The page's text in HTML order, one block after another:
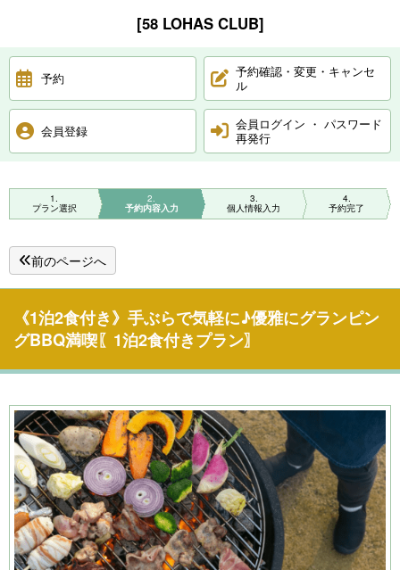
[58 LOHAS CLUB]
予約
予約確認・変更・キャンセ
ル
会員登録
会員ログイン ・ パスワード
再発行
1
プラン選択
2
予約内容入力
3
個人情報入力
4
予約完了
前のページへ
《1泊2食付き》手ぶらで気軽に♪優雅にグランピン
グBBQ満喫〖1泊2食付きプラン〗